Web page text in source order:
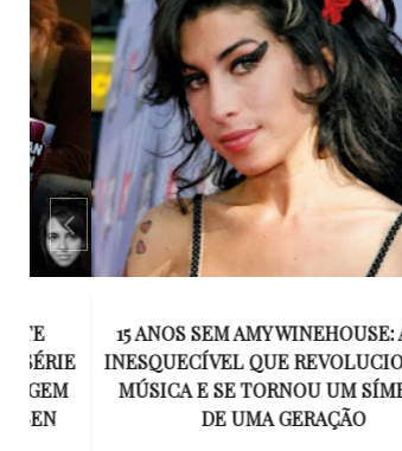
15 ANOS SEM AMY WINEHOUSE: A VOZ
INESQUECÍVEL QUE REVOLUCIONOU A
MÚSICA E SE TORNOU UM SÍMBOLO
DE UMA GERAÇÃO